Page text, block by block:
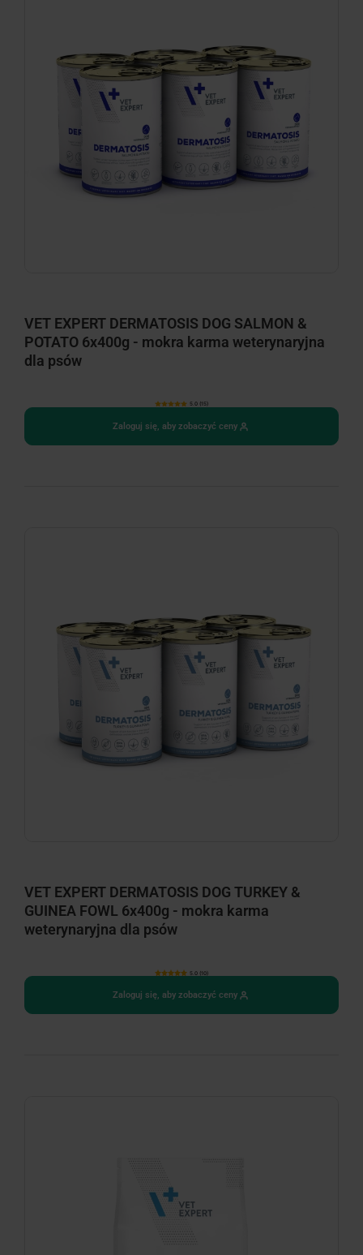
VET EXPERT DERMATOSIS DOG SALMON &
POTATO 6x400g - mokra karma weterynaryjna
dla psów
5.0 (15)
Zaloguj się, aby zobaczyć ceny
VET EXPERT DERMATOSIS DOG TURKEY &
GUINEA FOWL 6x400g - mokra karma
weterynaryjna dla psów
5.0 (10)
Zaloguj się, aby zobaczyć ceny